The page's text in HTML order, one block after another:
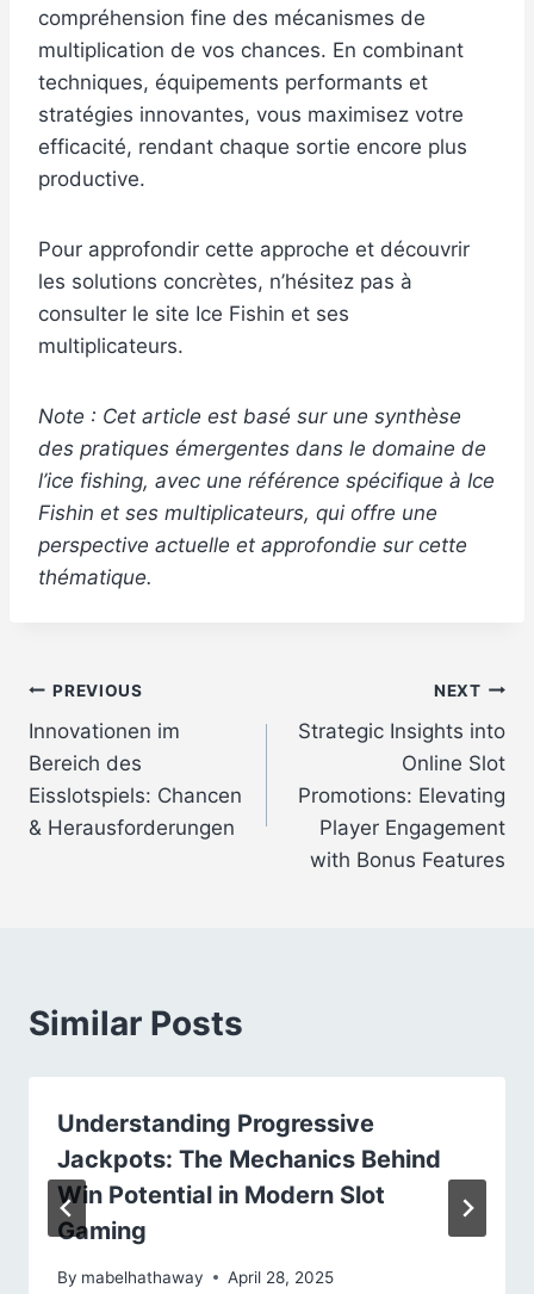
compréhension fine des mécanismes de
multiplication de vos chances. En combinant
techniques, équipements performants et
stratégies innovantes, vous maximisez votre
efficacité, rendant chaque sortie encore plus
productive.
Pour approfondir cette approche et découvrir
les solutions concrètes, n’hésitez pas à
consulter le site Ice Fishin et ses
multiplicateurs.
Note : Cet article est basé sur une synthèse
des pratiques émergentes dans le domaine de
l’ice fishing, avec une référence spécifique à Ice
Fishin et ses multiplicateurs, qui offre une
perspective actuelle et approfondie sur cette
thématique.
Post
navigation
PREVIOUS
Innovationen im
Bereich des
Eisslotspiels: Chancen
& Herausforderungen
NEXT
Strategic Insights into
Online Slot
Promotions: Elevating
Player Engagement
with Bonus Features
Similar Posts
Understanding Progressive
Jackpots: The Mechanics Behind
Win Potential in Modern Slot
Gaming
By mabelhathaway April 28, 2025